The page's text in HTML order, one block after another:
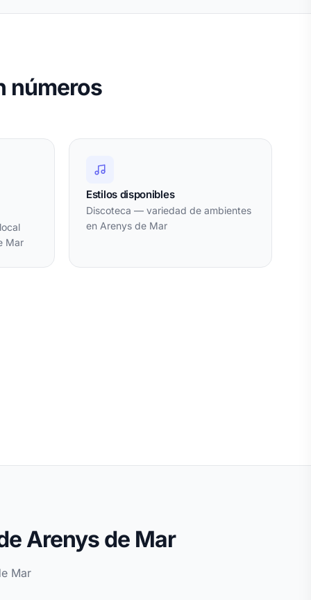
números
Mar
Estilos disponibles
Discoteca — variedad de ambientes
en Arenys de Mar
Arenys de Mar
Mar